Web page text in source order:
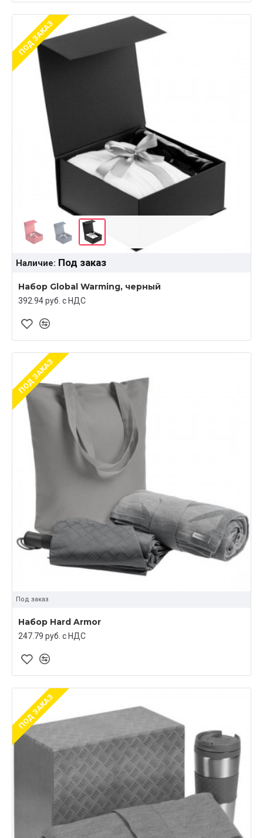
ПОД ЗАКАЗ
Наличие: Под заказ
Набор Global Warming, черный
392.94 руб. c НДС
ПОД ЗАКАЗ
Под заказ
Набор Hard Armor
247.79 руб. c НДС
ПОД ЗАКАЗ